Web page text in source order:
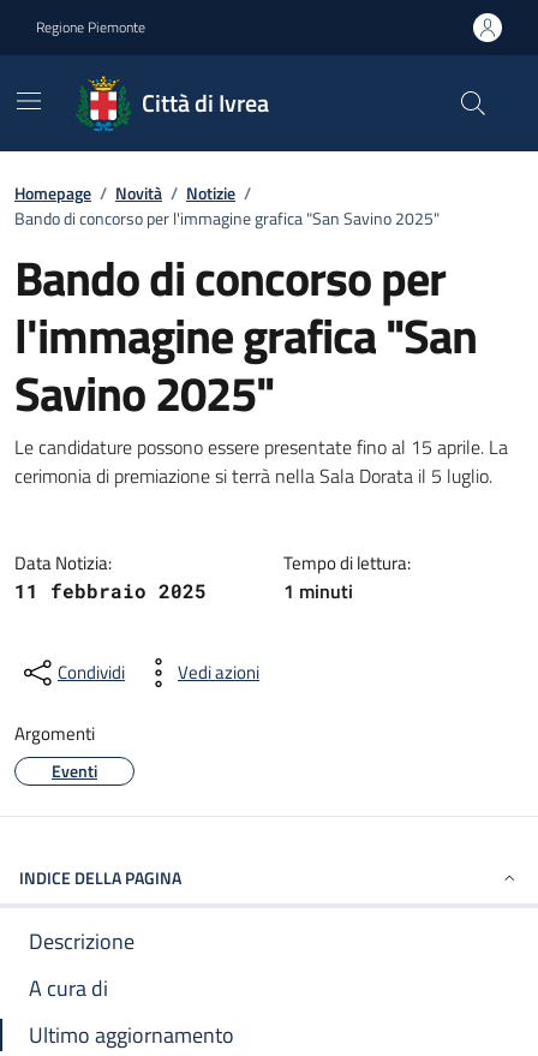
Regione Piemonte
Città di Ivrea
Homepage / Novità / Notizie /
Bando di concorso per l'immagine grafica "San Savino 2025"
Bando di concorso per
l'immagine grafica "San
Savino 2025"
Le candidature possono essere presentate fino al 15 aprile. La
cerimonia di premiazione si terrà nella Sala Dorata il 5 luglio.
Data Notizia:
11 febbraio 2025
Tempo di lettura:
1 minuti
Condividi Vedi azioni
Argomenti
Eventi
INDICE DELLA PAGINA
Descrizione
A cura di
Ultimo aggiornamento